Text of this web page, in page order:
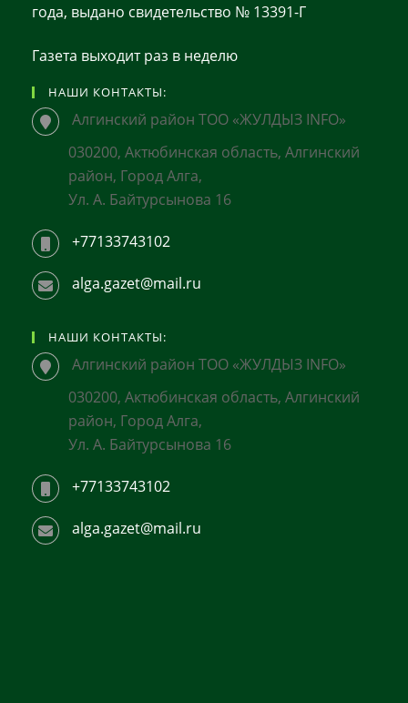
года, выдано свидетельство № 13391-Г
Газета выходит раз в неделю
НАШИ КОНТАКТЫ:
Алгинский район ТОО «ЖУЛДЫЗ INFO»
030200, Актюбинская область, Алгинский
район, Город Алга,
Ул. А. Байтурсынова 16
+77133743102
alga.gazet@mail.ru
НАШИ КОНТАКТЫ:
Алгинский район ТОО «ЖУЛДЫЗ INFO»
030200, Актюбинская область, Алгинский
район, Город Алга,
Ул. А. Байтурсынова 16
+77133743102
alga.gazet@mail.ru